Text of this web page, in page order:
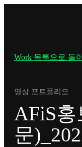
Work 목록으로 돌
영상 포트폴리오
AFiS홍
문